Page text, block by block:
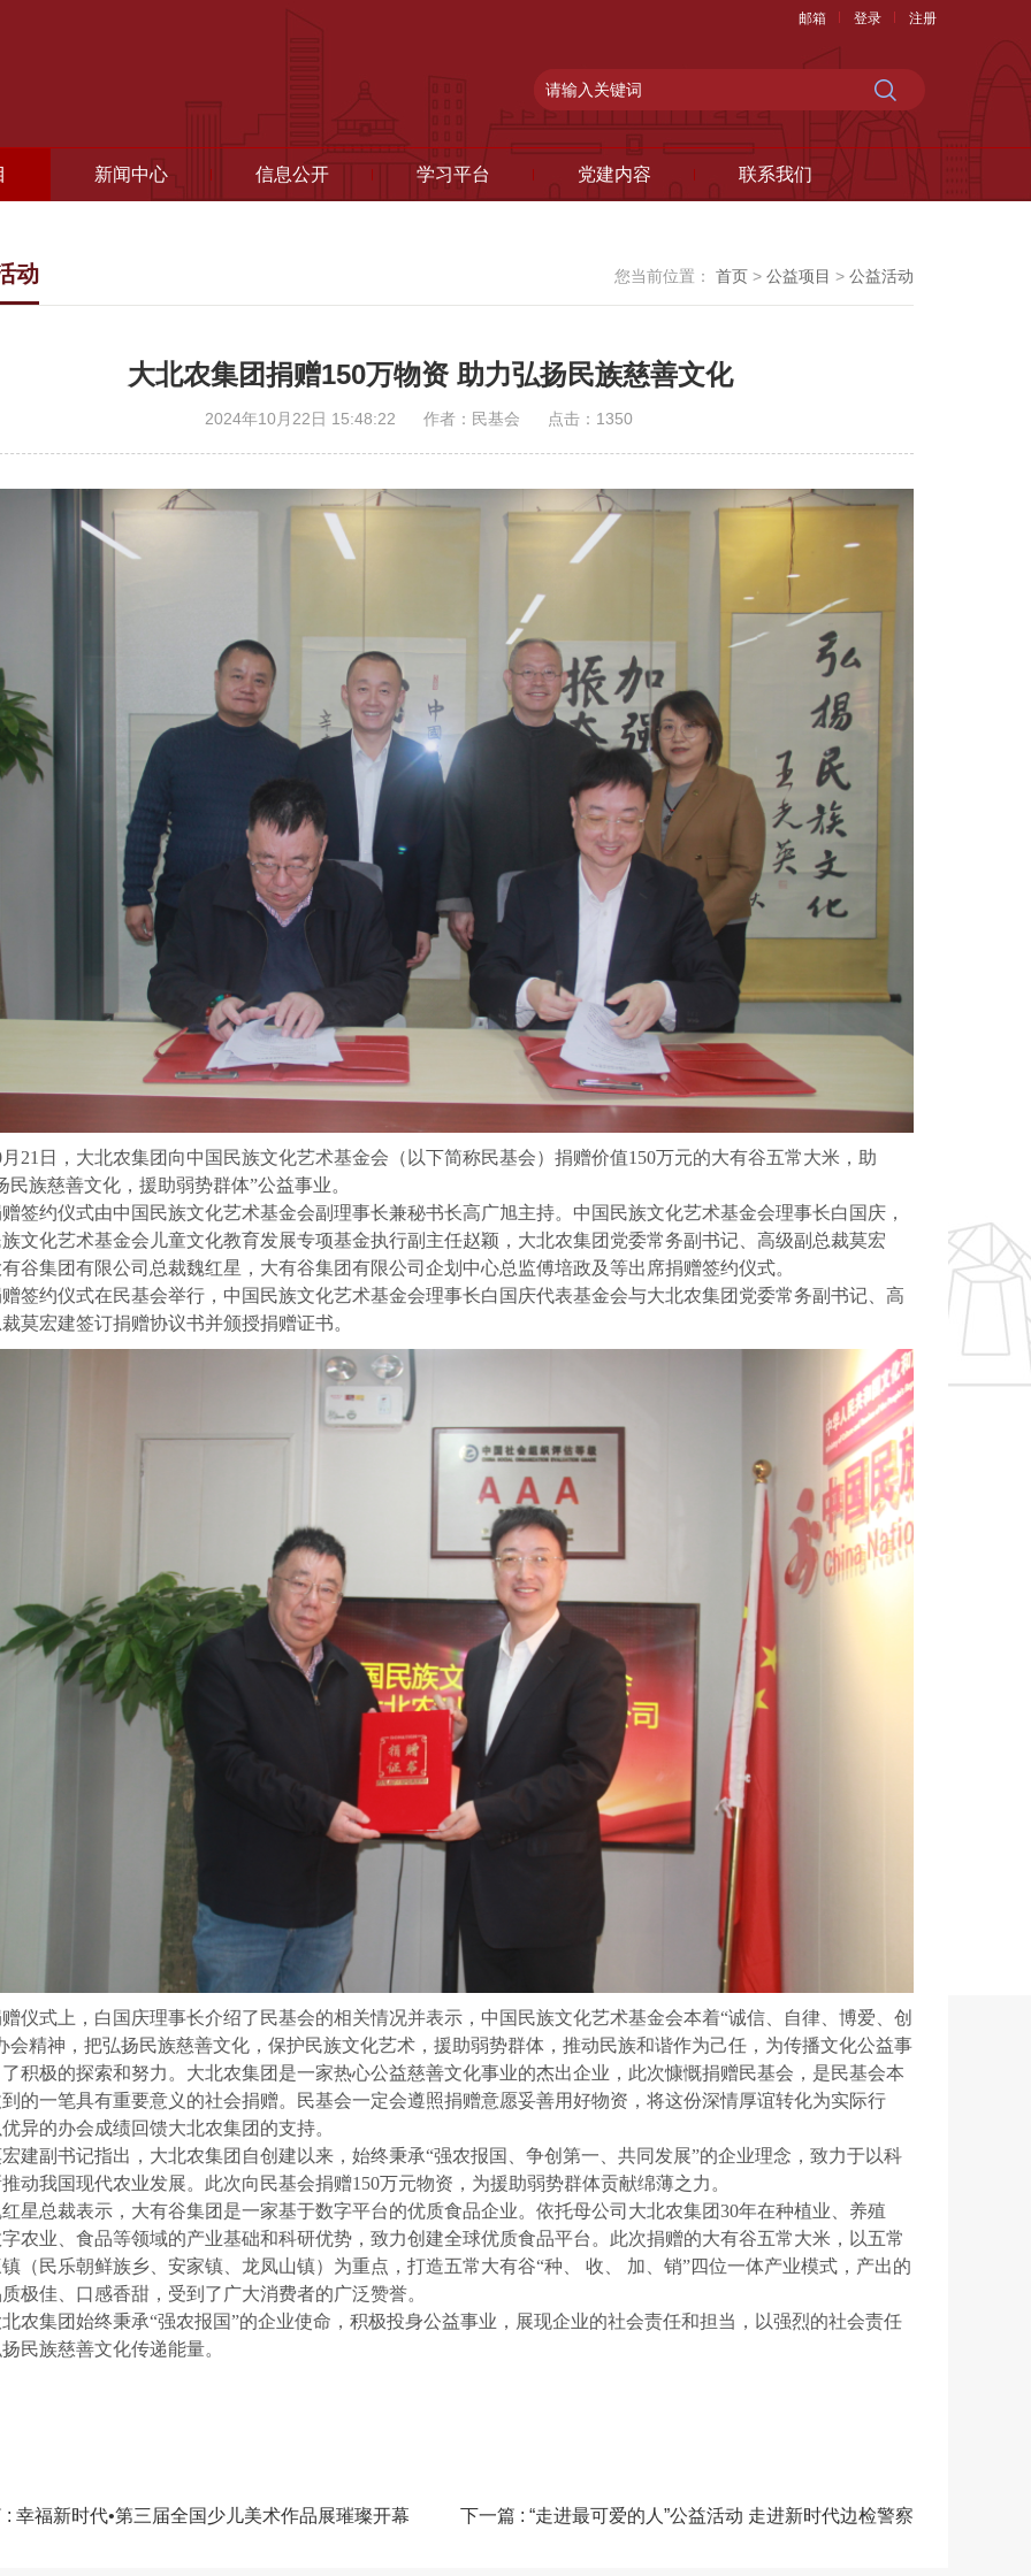
邮箱 登录 注册
新闻中心 信息公开 学习平台 党建内容 联系我们
动 您当前位置： 首页 > 公益项目 > 公益活动
大北农集团捐赠150万物资 助力弘扬民族慈善文化
2024年10月22日 15:48:22 作者：民基会 点击： 1350
月21日，大北农集团向中国民族文化艺术基金会（以下简称民基会）捐赠价值150万元的大有谷五常大米，助
民族慈善文化，援助弱势群体”公益事业。
签约仪式由中国民族文化艺术基金会副理事长兼秘书长高广旭主持。中国民族文化艺术基金会理事长白国庆，
文化艺术基金会儿童文化教育发展专项基金执行副主任赵颖，大北农集团党委常务副书记、高级副总裁莫宏
谷集团有限公司总裁魏红星，大有谷集团有限公司企划中心总监傅培政及等出席捐赠签约仪式。
签约仪式在民基会举行，中国民族文化艺术基金会理事长白国庆代表基金会与大北农集团党委常务副书记、高
莫宏建签订捐赠协议书并颁授捐赠证书。
仪式上，白国庆理事长介绍了民基会的相关情况并表示，中国民族文化艺术基金会本着“诚信、自律、博爱、创
会精神，把弘扬民族慈善文化，保护民族文化艺术，援助弱势群体，推动民族和谐作为己任，为传播文化公益事
积极的探索和努力。大北农集团是一家热心公益慈善文化事业的杰出企业，此次慷慨捐赠民基会，是民基会本
的一笔具有重要意义的社会捐赠。民基会一定会遵照捐赠意愿妥善用好物资，将这份深情厚谊转化为实际行
异的办会成绩回馈大北农集团的支持。
建副书记指出，大北农集团自创建以来，始终秉承“强农报国、争创第一、共同发展”的企业理念，致力于以科
动我国现代农业发展。此次向民基会捐赠150万元物资，为援助弱势群体贡献绵薄之力。
星总裁表示，大有谷集团是一家基于数字平台的优质食品企业。依托母公司大北农集团30年在种植业、养殖
农业、食品等领域的产业基础和科研优势，致力创建全球优质食品平台。此次捐赠的大有谷五常大米，以五常
（民乐朝鲜族乡、安家镇、龙凤山镇）为重点，打造五常大有谷“种、 收、 加、销”四位一体产业模式，产出的
极佳、口感香甜，受到了广大消费者的广泛赞誉。
农集团始终秉承“强农报国”的企业使命，积极投身公益事业，展现企业的社会责任和担当，以强烈的社会责任
民族慈善文化传递能量。
: 幸福新时代•第三届全国少儿美术作品展璀璨开幕 下一篇 : “走进最可爱的人”公益活动 走进新时代边检警察